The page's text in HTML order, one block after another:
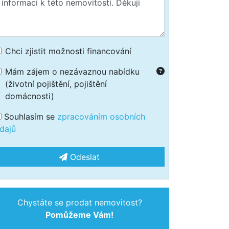
Chci zjistit možnosti financování
Mám zájem o nezávaznou nabídku
(životní pojištění, pojištění
domácnosti)
Souhlasím se zpracováním osobních
Odeslat
Chystáte se prodat nemovitost?
Pomůžeme Vám!